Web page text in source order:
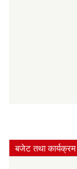
बजेट तथा कार्यक्रम